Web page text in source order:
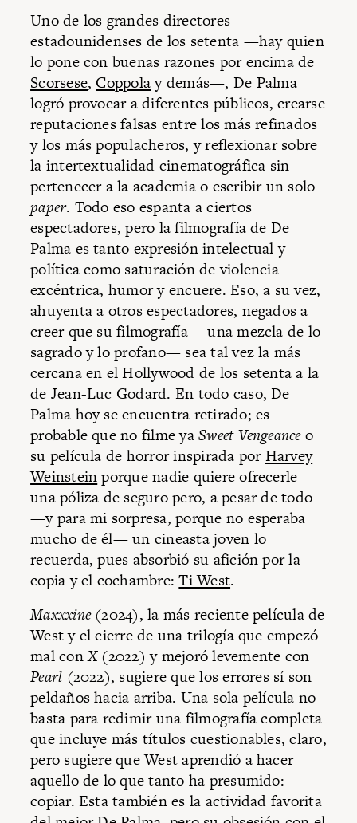
Uno de los grandes directores
estadounidenses de los setenta —hay quien
lo pone con buenas razones por encima de
Scorsese, Coppolay demás—, De Palma
logró provocar a diferentes públicos, crearse
reputaciones falsas entre los más refinados
y los más populacheros, y reflexionar sobre
la intertextualidad cinematográfica sin
pertenecer a la academia o escribir un solo
paper. Todo eso espanta a ciertos
espectadores, pero la filmografía de De
Palma es tanto expresión intelectual y
política como saturación de violencia
excéntrica, humor y encuere. Eso, a su vez,
ahuyenta a otros espectadores, negados a
creer que su filmografía —una mezcla de lo
sagrado y lo profano— sea tal vez la más
cercana en el Hollywood de los setenta a la
de Jean-Luc Godard. En todo caso, De
Palma hoy se encuentra retirado; es
probable que no filme yaSweet Vengeanceo
su película de horror inspirada porHarvey
Weinsteinporque nadie quiere ofrecerle
una póliza de seguro pero, a pesar de todo
—y para mi sorpresa, porque no esperaba
mucho de él— un cineasta joven lo
recuerda, pues absorbió su afición por la
copia y el cochambre:Ti West.
Maxxxine(2024), la más reciente película de
West y el cierre de una trilogía que empezó
mal conX(2022) y mejoró levemente con
Pearl (2022), sugiere que los errores sí son
peldaños hacia arriba. Una sola película no
basta para redimir una filmografía completa
que incluye más títulos cuestionables, claro,
pero sugiere que West aprendió a hacer
aquello de lo que tanto ha presumido:
copiar. Esta también es la actividad favorita